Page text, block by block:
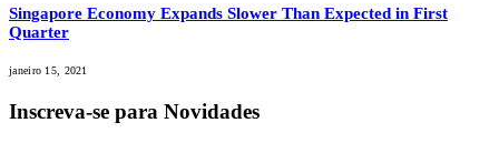
Singapore Economy Expands Slower Than Expected in First
Quarter
janeiro 15, 2021
Inscreva-se para Novidades